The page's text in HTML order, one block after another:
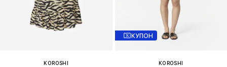
KOROSHI
КУПОН
KOROSHI